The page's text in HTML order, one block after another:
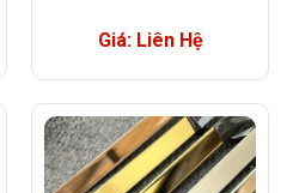
Giá: Liên Hệ